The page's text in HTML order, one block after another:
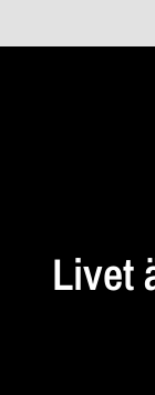
Livet